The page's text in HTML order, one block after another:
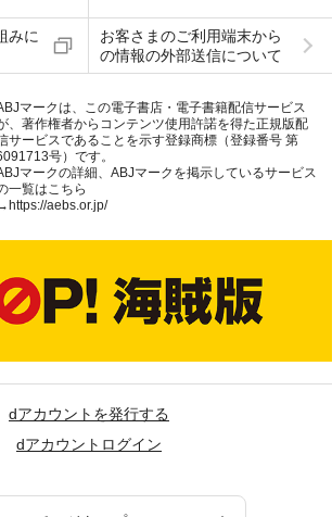
みに
お客さまのご利用端末から
の情報の外部送信について
マークは、この電子書店・電子書籍配信サービス
、著作権者からコンテンツ使用許諾を得た正規版配
サービスであることを示す登録商標（登録番号 第
号）です。
マークの詳細、ABJマークを掲示しているサービス
一覧はこちら
https://aebs.or.jp/
dアカウントを発行する
dアカウントログイン